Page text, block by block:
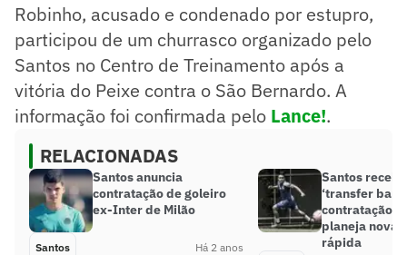
Robinho, acusado e condenado por estupro,
participou de um churrasco organizado pelo
Santos no Centro de Treinamento após a
vitória do Peixe contra o São Bernardo. A
informação foi confirmada pelo Lance!.
RELACIONADAS
Santos anuncia
contratação de goleiro
ex-Inter de Milão
Santos Há 2 anos
Santos
‘transfer
contratação
planeja nova
rápida